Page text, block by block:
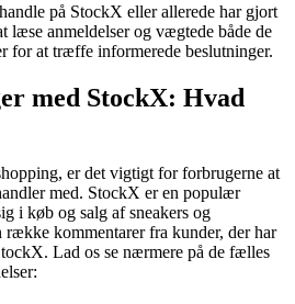
på StockX eller allerede har gjort
læse anmeldelser og vægtede både de
for at træffe informerede beslutninger.
med StockX: Hvad
er det vigtigt for forbrugerne at
med. StockX er en populær
i køb og salg af sneakers og
række kommentarer fra kunder, der har
Lad os se nærmere på de fælles